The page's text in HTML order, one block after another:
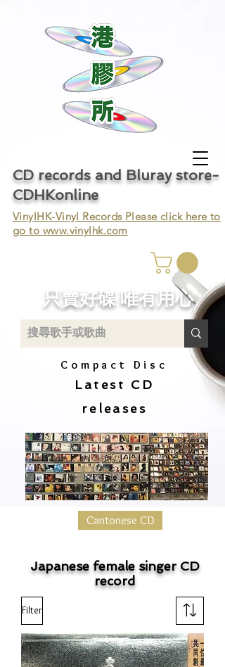
CD records and Bluray store-
CDHKonline
VinylHK-Vinyl Records Please click here to
go to www.vinylhk.com
只賣好碟 唯有用心
Compact Disc
Latest CD
releases
Cantonese CD
Japanese female singer CD
record
Filter